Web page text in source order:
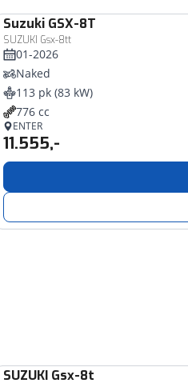
Suzuki GSX-8T
SUZUKI Gsx-8tt
01-2026
Naked
113 pk (83 kW)
776 cc
ENTER
11.555,-
SUZUKI Gsx-8t